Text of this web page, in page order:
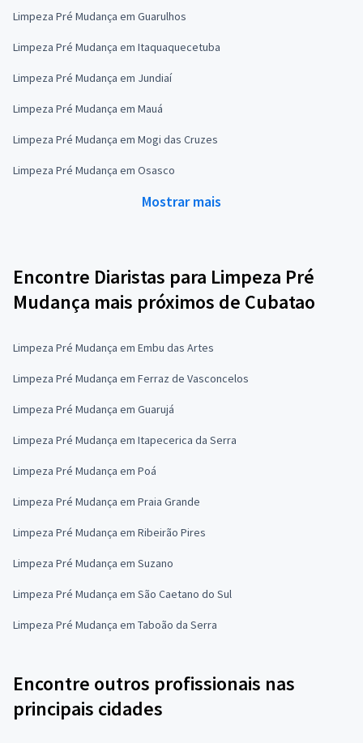
Limpeza Pré Mudança em Guarulhos
Limpeza Pré Mudança em Itaquaquecetuba
Limpeza Pré Mudança em Jundiaí
Limpeza Pré Mudança em Mauá
Limpeza Pré Mudança em Mogi das Cruzes
Limpeza Pré Mudança em Osasco
Mostrar mais
Encontre Diaristas para Limpeza Pré
Mudança mais próximos de Cubatao
Limpeza Pré Mudança em Embu das Artes
Limpeza Pré Mudança em Ferraz de Vasconcelos
Limpeza Pré Mudança em Guarujá
Limpeza Pré Mudança em Itapecerica da Serra
Limpeza Pré Mudança em Poá
Limpeza Pré Mudança em Praia Grande
Limpeza Pré Mudança em Ribeirão Pires
Limpeza Pré Mudança em Suzano
Limpeza Pré Mudança em São Caetano do Sul
Limpeza Pré Mudança em Taboão da Serra
Encontre outros profissionais nas
principais cidades